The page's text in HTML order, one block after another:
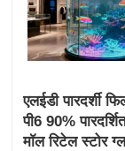
एलईडी पारदर्शी
पी6 90%
मॉल रिटेल स्टोर